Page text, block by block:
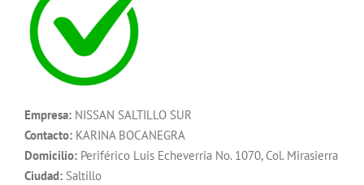
Empresa: NISSAN SALTILLO SUR
Contacto: KARINA BOCANEGRA
Domicilio: Periférico Luis Echeverria No. 1070, Col. Mirasierra
Ciudad: Saltillo